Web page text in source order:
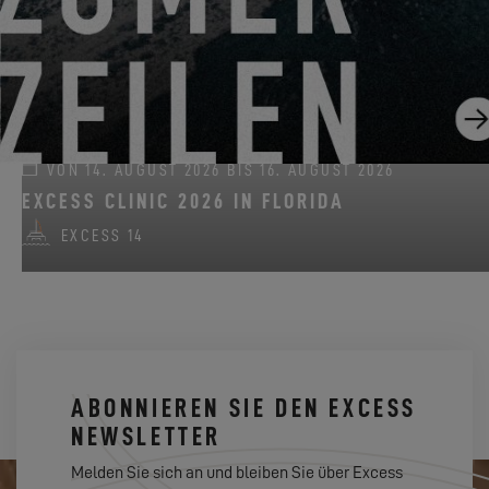
VON 14. AUGUST 2026 BIS 16. AUGUST 2026
EXCESS CLINIC 2026 IN FLORIDA
EXCESS 14
ABONNIEREN SIE DEN EXCESS
NEWSLETTER
Melden Sie sich an und bleiben Sie über Excess